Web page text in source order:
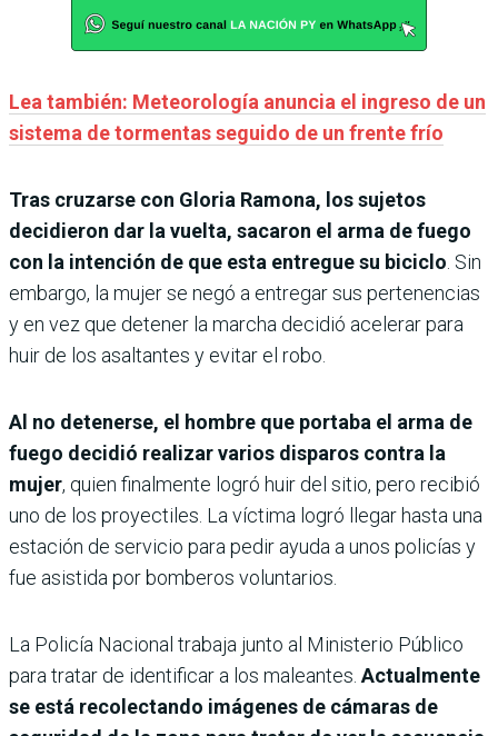
Lea también: Meteorología anuncia el ingreso de un
sistema de tormentas seguido de un frente frío
Tras cruzarse con Gloria Ramona, los sujetos
decidieron dar la vuelta, sacaron el arma de fuego
con la intención de que esta entregue su biciclo . Sin
embargo, la mujer se negó a entregar sus pertenencias
y en vez que detener la marcha decidió acelerar para
huir de los asaltantes y evitar el robo.
Al no detenerse, el hombre que portaba el arma de
fuego decidió realizar varios disparos contra la
mujer, quien finalmente logró huir del sitio, pero recibió
uno de los proyectiles. La víctima logró llegar hasta una
estación de servicio para pedir ayuda a unos policías y
fue asistida por bomberos voluntarios.
La Policía Nacional trabaja junto al Ministerio Público
para tratar de identificar a los maleantes. Actualmente
se está recolectando imágenes de cámaras de